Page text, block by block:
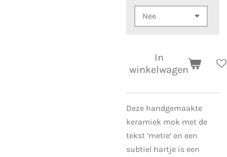
In
winkelwagen
Deze handgemaakte
keramiek mok met de
tekst ‘metie’ en een
subtiel hartje is een